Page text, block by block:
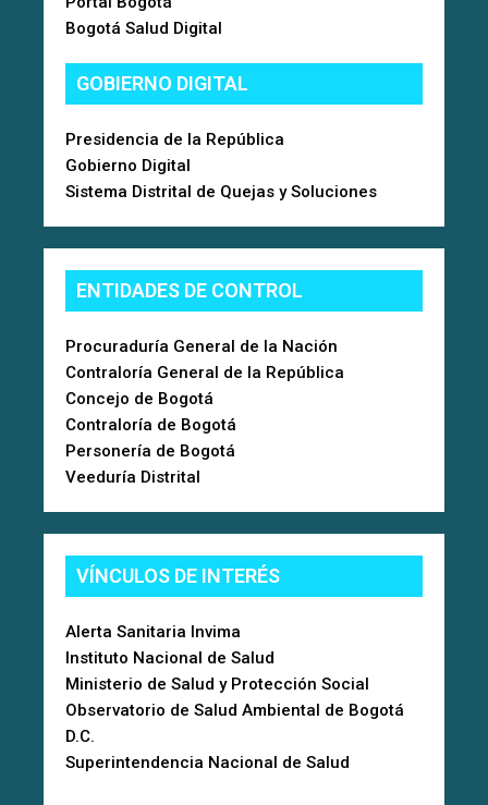
Bogotá Salud Digital
GOBIERNO DIGITAL
Presidencia de la República
Gobierno Digital
Sistema Distrital de Quejas y Soluciones
ENTIDADES DE CONTROL
Procuraduría General de la Nación
Contraloría General de la República
Concejo de Bogotá
Contraloría de Bogotá
Personería de Bogotá
Veeduría Distrital
VÍNCULOS DE INTERÉS
Alerta Sanitaria Invima
Instituto Nacional de Salud
Ministerio de Salud y Protección Social
Observatorio de Salud Ambiental de Bogotá
D.C.
Superintendencia Nacional de Salud